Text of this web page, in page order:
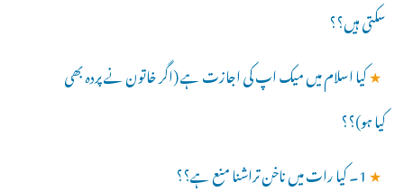
سکتی ہیں؟؟
★کیا اسلام میں میک اپ کی اجازت ہے (اگر خاتون نے پردہ بھی
کیا ہو)؟؟
★1۔ کیا رات میں ناخن تراشنا منع ہے؟؟